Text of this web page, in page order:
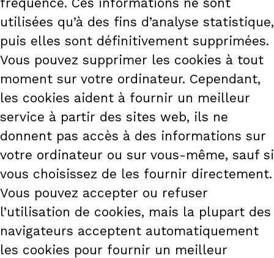
utilisées qu’à des fins d’analyse statistique,
puis elles sont définitivement supprimées.
Vous pouvez supprimer les cookies à tout
moment sur votre ordinateur. Cependant,
les cookies aident à fournir un meilleur
service à partir des sites web, ils ne
donnent pas accès à des informations sur
votre ordinateur ou sur vous-même, sauf si
vous choisissez de les fournir directement.
Vous pouvez accepter ou refuser
l’utilisation de cookies, mais la plupart des
navigateurs acceptent automatiquement
les cookies pour fournir un meilleur